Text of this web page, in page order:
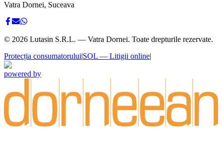
Vatra Dornei, Suceava
© 2026 Lutasin S.R.L. — Vatra Dornei. Toate drepturile rezervate.
Protecția consumatorului|SOL — Litigii online|
powered by